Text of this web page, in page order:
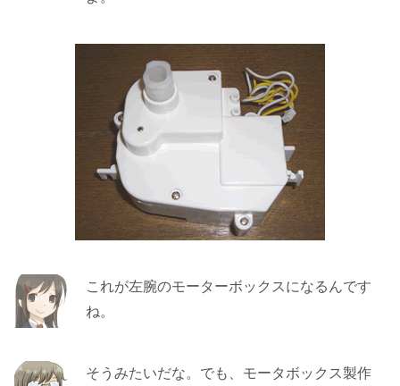
これが左腕のモーターボックスになるんです
ね。
そうみたいだな。でも、モータボックス製作